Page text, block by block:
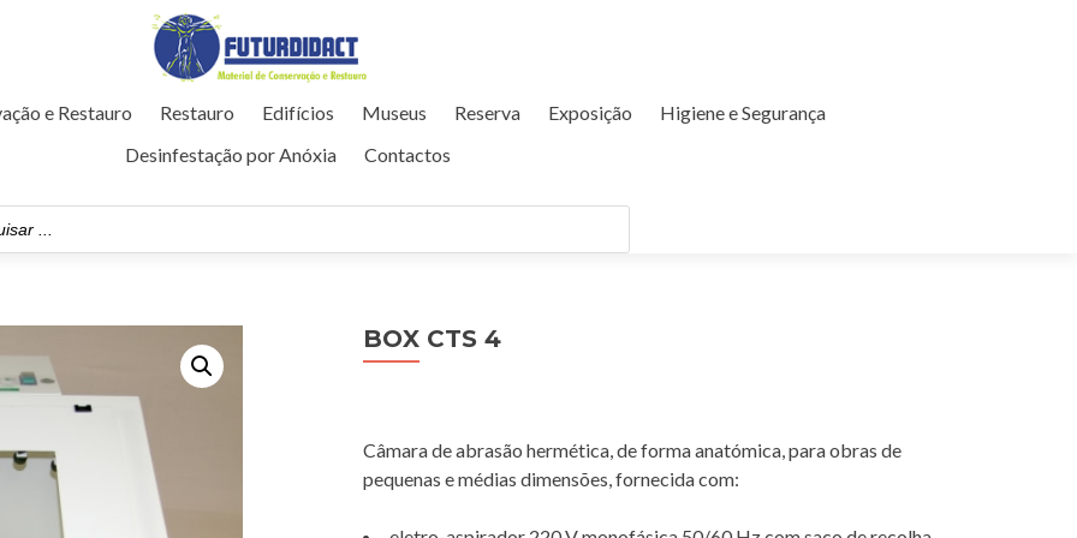
e Restauro Restauro Edifícios Museus Reserva Exposição
Higiene e Segurança
Desinfestação por Anóxia
Contactos
BOX CTS 4
Câmara de abrasão hermética, de forma anatómica, para obras de
pequenas e médias dimensões, fornecida com: